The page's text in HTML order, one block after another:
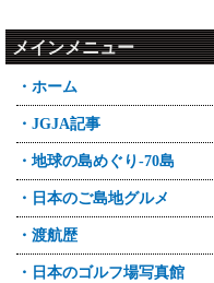
メインメニュー
・ホーム
・JGJA記事
・地球の島めぐり-70島
・日本のご島地グルメ
・渡航歴
・日本のゴルフ場写真館